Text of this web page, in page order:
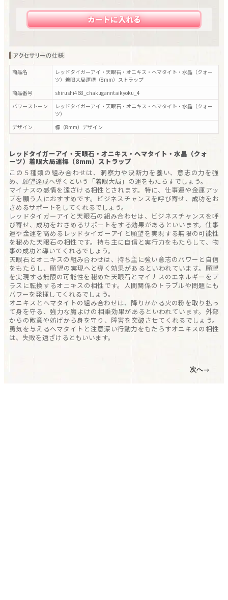
レッドタイガーアイ・天眼石・オニキス・ヘマタイト・水晶（クォ
ーツ）着眼大局運標（8mm）ストラップ
この５種類の組み合わせは、洞察力や決断力を養い、意志の力を強
め、願望達成へ導くという「着眼大局」の運をもたらすでしょう。
マイナスの感情を遠ざける相性とされます。特に、仕事運や金運アッ
プを願う人におすすめです。ビジネスチャンスを呼び寄せ、成功をお
さめるサポートをしてくれるでしょう。
レッドタイガーアイと天眼石の組み合わせは、ビジネスチャンスを呼
び寄せ、成功をおさめるサポートをする効果があるといいます。仕事
運や金運を高めるレッドタイガーアイと願望を実現する無限の可能性
を秘めた天眼石の相性です。持ち主に自信と実行力をもたらして、物
事の成功と導いてくれるでしょう。
天眼石とオニキスの組み合わせは、持ち主に強い意志のパワーと自信
をもたらし、願望の実現へと導く効果があるといわれています。願望
を実現する無限の可能性を秘めた天眼石とマイナスのエネルギーをプ
ラスに転換するオニキスの相性です。人間関係のトラブルや問題にも
パワーを発揮してくれるでしょう。
オニキスとヘマタイトの組み合わせは、降りかかる火の粉を取り払っ
て身を守る、強力な魔よけの相乗効果があるといわれています。外部
からの敵意や妨げから身を守り、障害を突破させてくれるでしょう。
勇気を与えるヘマタイトと注意深い行動力をもたらすオニキスの相性
は、失敗を遠ざけるともいいます。
次へ→
カートに入れる
商品名
レッドタイガーアイ・天眼石・オニキス・ヘマタイト・水晶（クォー
ツ）着眼大局運標（8mm）ストラップ
商品番号
shirushi468_chakuganntaikyoku_4
パワーストーン
レッドタイガーアイ・天眼石・オニキス・ヘマタイト・水晶（クォー
ツ）
デザイン
標（8mm） デザイン